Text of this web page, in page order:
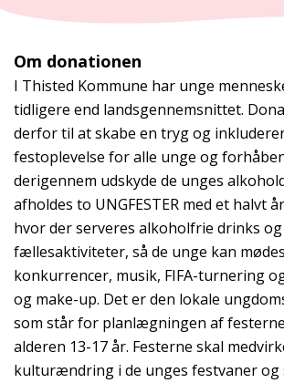
Om donationen
I Thisted Kommune har unge
tidligere end landsgennemsnittet.
derfor til at skabe en tryg og
festoplevelse for alle unge og
derigennem udskyde de unges
afholdes to UNGFESTER med et halvt
hvor der serveres alkoholfrie drinks
fællesaktiviteter, så de unge kan
konkurrencer, musik, FIFA-turnering
og make-up. Det er den lokale
som står for planlægningen af
alderen 13-17 år. Festerne skal
kulturændring i de unges festvaner